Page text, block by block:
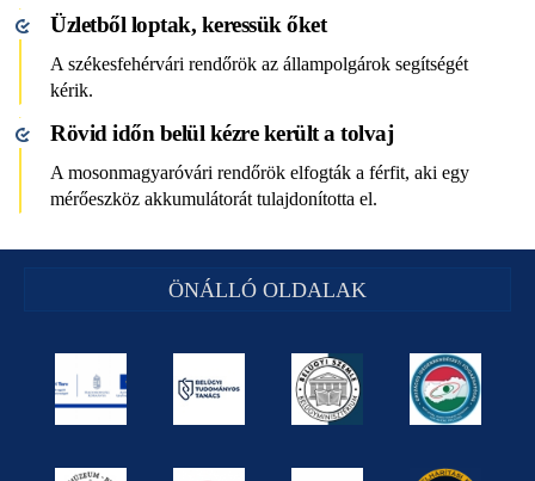
Üzletből loptak, keressük őket
A székesfehérvári rendőrök az állampolgárok segítségét
kérik.
Rövid időn belül kézre került a tolvaj
A mosonmagyaróvári rendőrök elfogták a férfit, aki egy
mérőeszköz akkumulátorát tulajdonította el.
ÖNÁLLÓ OLDALAK